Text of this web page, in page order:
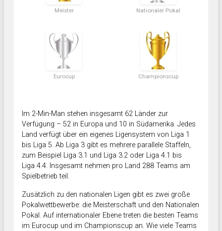
Meister Nationaler Pokal
Eurocup Championscup
Im 2-Min-Man stehen insgesamt 62 Länder zur
Verfügung – 52 in Europa und 10 in Südamerika. Jedes
Land verfügt über ein eigenes Ligensystem von Liga 1
bis Liga 5. Ab Liga 3 gibt es mehrere parallele Staffeln,
zum Beispiel Liga 3.1 und Liga 3.2 oder Liga 4.1 bis
Liga 4.4. Insgesamt nehmen pro Land 288 Teams am
Spielbetrieb teil.
Zusätzlich zu den nationalen Ligen gibt es zwei große
Pokalwettbewerbe: die Meisterschaft und den Nationalen
Pokal. Auf internationaler Ebene treten die besten Teams
im Eurocup und im Championscup an. Wie viele Teams